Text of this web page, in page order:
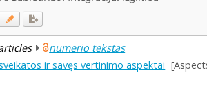
numerio tekstas
ir savęs vertinimo aspektai